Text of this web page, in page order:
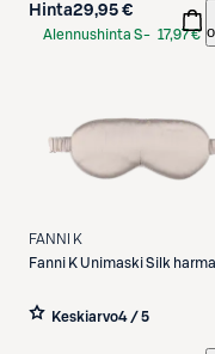
Hinta29,95 €
Alennushinta S- 17,97 €
FANNI K
Fanni KUnimaski Silk
Keskiarvo4 / 5